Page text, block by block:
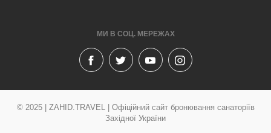
МИ В СОЦ. МЕРЕЖАХ
© 2025 | ZAHID.TRAVEL | Офіційний сайт бронювання санаторіїв
Західної України